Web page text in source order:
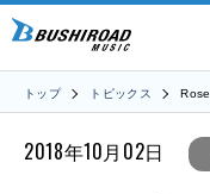
トップ トピックス
2018年10月02日